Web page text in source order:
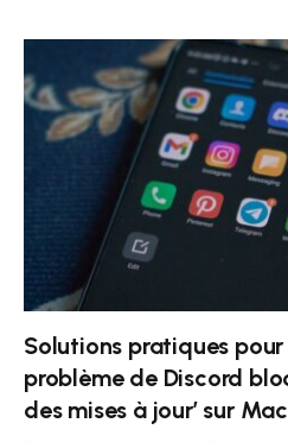
Solutions pratiques pour
problème de Discord
des mises à jour’ sur Mac